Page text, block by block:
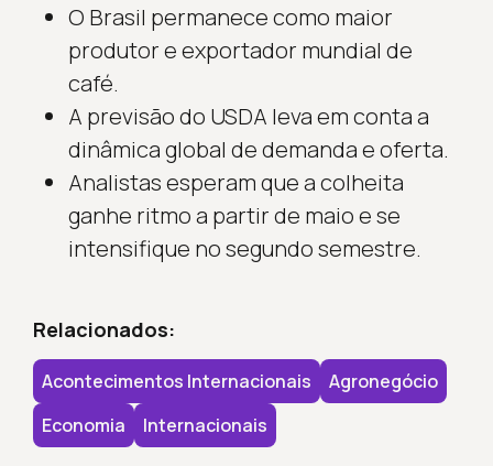
O Brasil permanece como maior
produtor e exportador mundial de
café.
A previsão do USDA leva em conta a
dinâmica global de demanda e oferta.
Analistas esperam que a colheita
ganhe ritmo a partir de maio e se
intensifique no segundo semestre.
Relacionados:
Acontecimentos Internacionais
Agronegócio
Economia
Internacionais